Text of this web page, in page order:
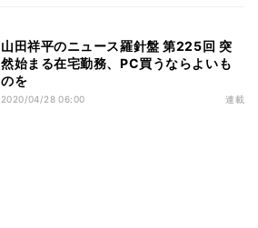
山田祥平のニュース羅針盤 第225回 突
然始まる在宅勤務、PC買うならよいも
のを
2020/04/28 06:00 連載